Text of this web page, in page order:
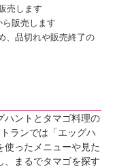
売します
販売します
、品切れや販売終了の
ントとタマゴ料理の
ランでは「エッグハ
ったメニューや見た
、まるでタマゴを探す